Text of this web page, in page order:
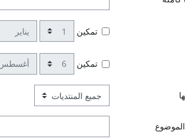
تمكين يوم شهر
تمكين يوم شهر